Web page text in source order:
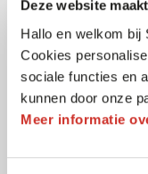
Deze website
Hallo en welkom bij
Cookies
sociale functies en
kunnen door onze
Meer informatie
van een INTELIS
person) in 2020. “
investering te
maar wel met een
we een grondig
aanbieders